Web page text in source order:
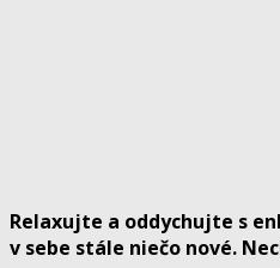
Relaxujte a oddychujte s
v sebe stále niečo nové.